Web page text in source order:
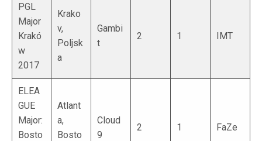
PGL
Major
Krakó
w
2017
Krako
v,
Poljsk
a
Gambi
t
2 1 IMT
ELEA
GUE
Major:
Bosto
Atlant
a,
Bosto
Cloud
9
2 1 FaZe